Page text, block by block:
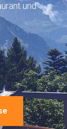
und